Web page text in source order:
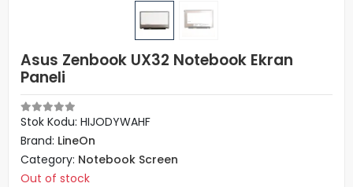
Asus Zenbook UX32 Notebook Ekran
Paneli
Stok Kodu: HIJODYWAHF
Brand: LineOn
Category: Notebook Screen
Out of stock